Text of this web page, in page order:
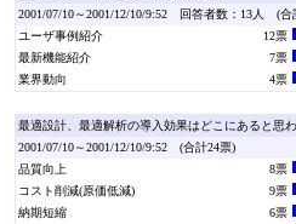
2001/07/10～2001/12/10/9:52 回答者数：13人 (合
ユーザ事例紹介
12票
最新機能紹介
7票
業界動向
4票
最適設計、最適解析の導入効果はどこにあると思
2001/07/10～2001/12/10/9:52 (合計24票)
品質向上
8票
コスト削減(原価低減)
9票
納期短縮
6票